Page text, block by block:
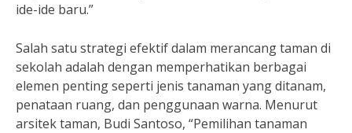
ide-ide baru.”
Salah satu strategi efektif dalam merancang taman di
sekolah adalah dengan memperhatikan berbagai
elemen penting seperti jenis tanaman yang ditanam,
penataan ruang, dan penggunaan warna. Menurut
arsitek taman, Budi Santoso, “Pemilihan tanaman